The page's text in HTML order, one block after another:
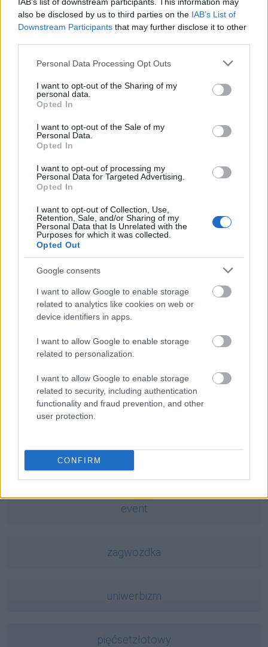
also be disclosed by us to third parties on the IAB’s List of
Downstream Participants that may further disclose it to other
Please note that this website/app uses one or more Google
not limited to your visit or usage behaviour. You may click to
grant or deny consent to Google and its third-party tags to
use your data for below specified purposes in below Google
consent section.
Personal Data Processing Opt Outs
I want to opt-out of the Sharing of my
personal data.
Opted In
I want to opt-out of the Sale of my
Personal Data.
Opted In
I want to opt-out of processing my
Personal Data for Targeted Advertising.
Opted In
I want to opt-out of Collection, Use,
Retention, Sale, and/or Sharing of my
Personal Data that Is Unrelated with the
Purposes for which it was collected.
Opted Out
Google consents
I want to allow Google to enable storage
related to analytics like cookies on web or
device identifiers in apps.
I want to allow Google to enable storage
related to personalization.
I want to allow Google to enable storage
related to security, including authentication
functionality and fraud prevention, and other
user protection.
CONFIRM
Pozostały wątpliwości? Brakuje czegoś w haśle?
Zobacz, co zyskują abonenci Dobrego słownika.
SPRAWDŹ
Często sprawdzane
Podmiot nieosobowy z czasownikiem
Determinanty, a w liczbie pojedynczejdeterminantaczy
determinant?
Kto mieszka na Alasce?
Ciekawostki
— Masala definicją indyjskości
renkloda— Pochodzenie
Mogą Cię zainteresować również hasła
event
zagwozdka
uniwerbizm
pięćsetzłotowy